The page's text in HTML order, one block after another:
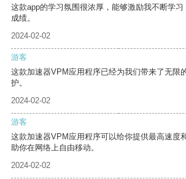
这款app的学习氛围很浓厚，能够激励我不断学
成绩。
2024-02-02
游客
这款加速器VPM应用程序已经为我们带来了无限
护。
2024-02-02
游客
这款加速器VPM应用程序可以给你提供最高速度
助你在网络上自由移动。
2024-02-02